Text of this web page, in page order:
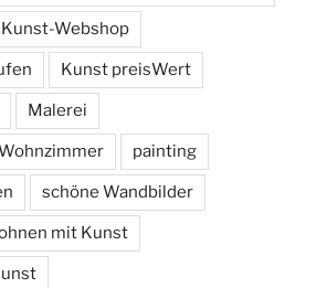
Kunst-Webshop
Kunst preisWert
Malerei
painting
schöne Wandbilder
mit Kunst